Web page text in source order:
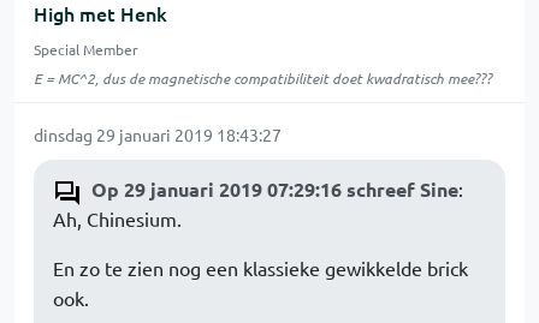
High met Henk
Special Member
E = MC^2, dus de magnetische compatibiliteit doet kwadratisch mee???
dinsdag 29 januari 2019 18:43:27
Op 29 januari 2019 07:29:16 schreef Sine:
Ah, Chinesium.
En zo te zien nog een klassieke gewikkelde brick
ook.